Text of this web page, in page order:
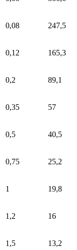
0,08 247,5
0,12 165,3
0,2 89,1
0,35 57
0,5 40,5
0,75 25,2
1 19,8
1,2 16
1,5 13,2